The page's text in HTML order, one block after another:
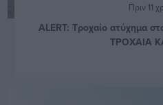
Πριν 11
ALERT: Τροχαίο ατύχημα
ΤΡΟΧΑΙΑ